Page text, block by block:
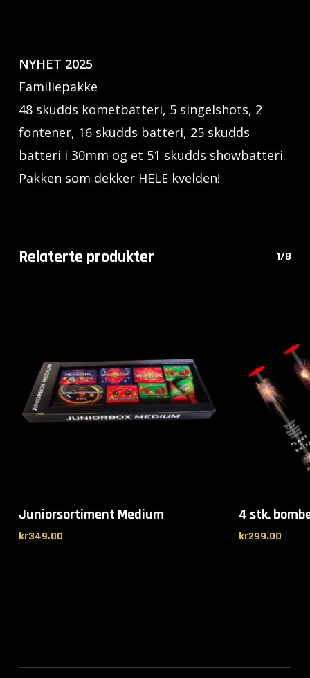
NYHET 2025
Familiepakke
48 skudds kometbatteri, 5 singelshots, 2
fontener, 16 skudds batteri, 25 skudds
batteri i 30mm og et 51 skudds showbatteri.
Pakken som dekker HELE kvelden!
Relaterte produkter 1/8
Juniorsortiment Medium
kr349.00
4 stk.
kr299.00